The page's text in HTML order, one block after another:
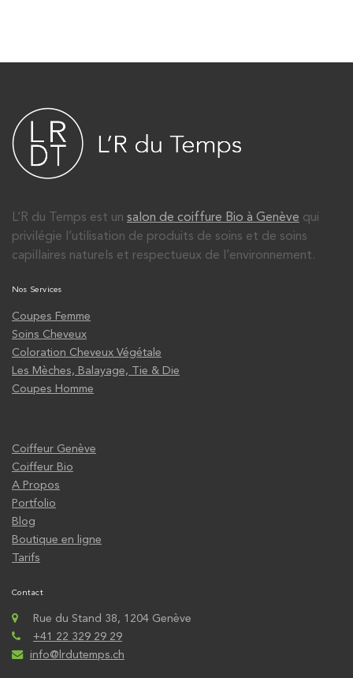
L’R du Temps est un salon de coiffure Bio à Genève qui
privilégie l’utilisation de produits de soins et de soins
capillaires naturels et respectueux de l’environnement.
Nos Services
Coupes Femme
Soins Cheveux
Coloration Cheveux Végétale
Les Mèches, Balayage, Tie & Die
Coupes Homme
Coiffeur Genève
Coiffeur Bio
A Propos
Portfolio
Blog
Boutique en ligne
Tarifs
Contact
Rue du Stand 38, 1204 Genève
+41 22 329 29 29
info@lrdutemps.ch